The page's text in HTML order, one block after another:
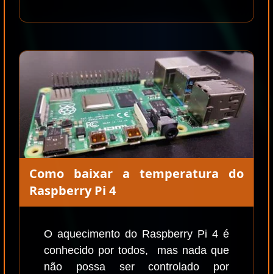
Como baixar a temperatura do
Raspberry Pi 4
O aquecimento do Raspberry Pi 4 é
conhecido por todos, mas nada que
não possa ser controlado por